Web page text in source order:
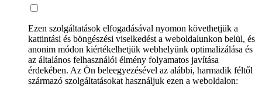
Ezen szolgáltatások elfogadásával nyomon követhetjük a
kattintási és böngészési viselkedést a weboldalunkon belül, és
anonim módon kiértékelhetjük webhelyünk optimalizálása és
az általános felhasználói élmény folyamatos javítása
érdekében. Az Ön beleegyezésével az alábbi, harmadik féltől
származó szolgáltatásokat használjuk ezen a weboldalon: